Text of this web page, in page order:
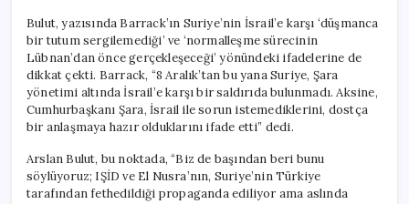
Bulut, yazısında Barrack’ın Suriye’nin İsrail’e karşı ‘düşmanca
bir tutum sergilemediği’ ve ‘normalleşme sürecinin
Lübnan’dan önce gerçekleşeceği’ yönündeki ifadelerine de
dikkat çekti. Barrack, “8 Aralık’tan bu yana Suriye, Şara
yönetimi altında İsrail’e karşı bir saldırıda bulunmadı. Aksine,
Cumhurbaşkanı Şara, İsrail ile sorun istemediklerini, dostça
bir anlaşmaya hazır olduklarını ifade etti” dedi.
Arslan Bulut, bu noktada, “Biz de başından beri bunu
söylüyoruz; IŞİD ve El Nusra’nın, Suriye’nin Türkiye
tarafından fethedildiği propaganda ediliyor ama aslında